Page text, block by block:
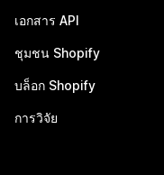
เอกสาร API
ชุมชน Shopify
บล็อก Shopify
การวิจัย